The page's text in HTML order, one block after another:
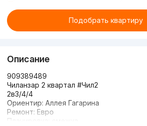
Подобрать квартиру
Описание
909389489
Чиланзар 2 квартал #Чил2
2в3/4/4
Ориентир: Аллея Гагарина
Ремонт: Евро
Планировка: смежка